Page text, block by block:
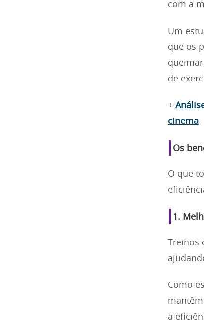
com a
Um
que os
de
+
cinema
Os
O que
1.
Como
a